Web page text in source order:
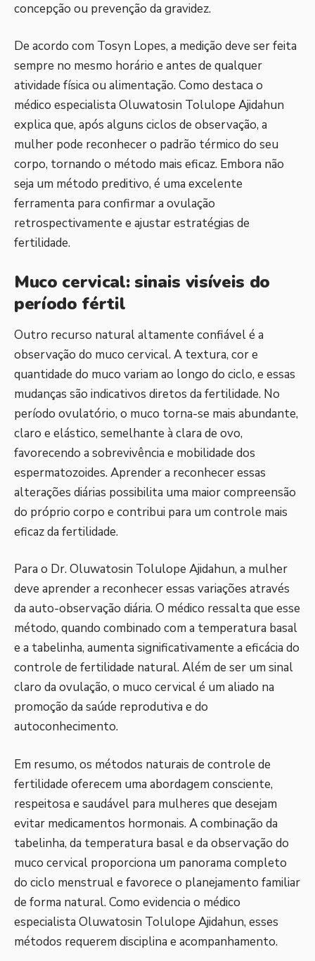
concepção ou prevenção da gravidez.
De acordo com Tosyn Lopes, a medição deve ser feita
sempre no mesmo horário e antes de qualquer
atividade física ou alimentação. Como destaca o
médico especialista Oluwatosin Tolulope Ajidahun
explica que, após alguns ciclos de observação, a
mulher pode reconhecer o padrão térmico do seu
corpo, tornando o método mais eficaz. Embora não
seja um método preditivo, é uma excelente
ferramenta para confirmar a ovulação
retrospectivamente e ajustar estratégias de
fertilidade.
Muco cervical: sinais visíveis do
período fértil
Outro recurso natural altamente confiável é a
observação do muco cervical. A textura, cor e
quantidade do muco variam ao longo do ciclo, e essas
mudanças são indicativos diretos da fertilidade. No
período ovulatório, o muco torna-se mais abundante,
claro e elástico, semelhante à clara de ovo,
favorecendo a sobrevivência e mobilidade dos
espermatozoides. Aprender a reconhecer essas
alterações diárias possibilita uma maior compreensão
do próprio corpo e contribui para um controle mais
eficaz da fertilidade.
Para o Dr. Oluwatosin Tolulope Ajidahun, a mulher
deve aprender a reconhecer essas variações através
da auto-observação diária. O médico ressalta que esse
método, quando combinado com a temperatura basal
e a tabelinha, aumenta significativamente a eficácia do
controle de fertilidade natural. Além de ser um sinal
claro da ovulação, o muco cervical é um aliado na
promoção da saúde reprodutiva e do
autoconhecimento.
Em resumo, os métodos naturais de controle de
fertilidade oferecem uma abordagem consciente,
respeitosa e saudável para mulheres que desejam
evitar medicamentos hormonais. A combinação da
tabelinha, da temperatura basal e da observação do
muco cervical proporciona um panorama completo
do ciclo menstrual e favorece o planejamento familiar
de forma natural. Como evidencia o médico
especialista Oluwatosin Tolulope Ajidahun, esses
métodos requerem disciplina e acompanhamento.